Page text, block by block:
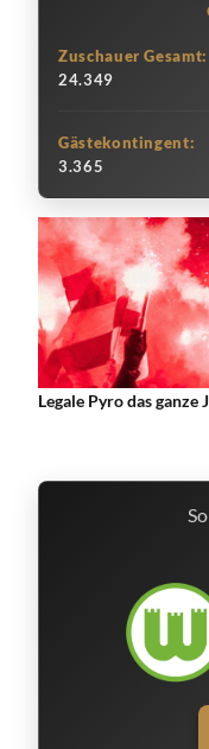
Zuschauer Gesamt:
24.349
Gästekontingent:
3.365
Legale Pyro das ganze